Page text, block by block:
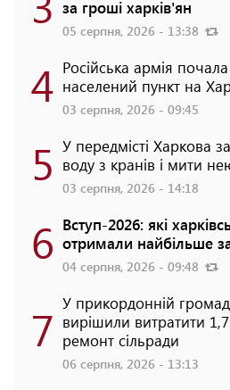
за гроші харків'ян
05 серпня, 2026 - 13:38
4 Російська армія
населений пункт на
03 серпня, 2026 - 09:45
5 У передмісті Харкова
воду з кранів і мити
03 серпня, 2026 - 14:18
6 Вступ-2026: які
отримали найбільше
04 серпня, 2026 - 09:48
7 У прикордонній
вирішили витратити
ремонт сільради
06 серпня, 2026 - 13:13